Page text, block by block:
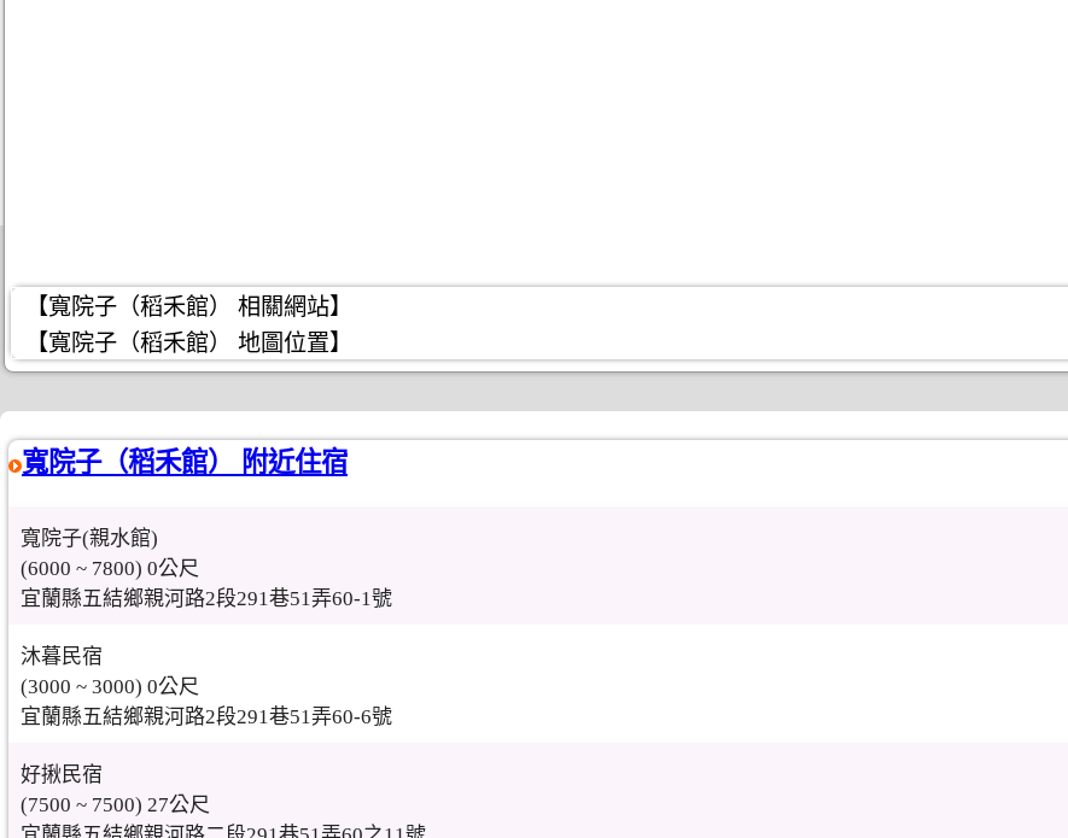
【寬院子（稻禾館） 相關網站】
【寬院子（稻禾館） 地圖位置】
寬院子（稻禾館） 附近住宿
寬院子(親水館)
(6000 ~ 7800) 0公尺
宜蘭縣五結鄉親河路2段291巷51弄60-1號
沐暮民宿
(3000 ~ 3000) 0公尺
宜蘭縣五結鄉親河路2段291巷51弄60-6號
好揪民宿
(7500 ~ 7500) 27公尺